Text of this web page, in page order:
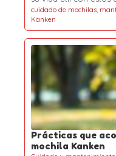
cuidado de mochilas,
Kanken
Prácticas que
mochila Kanken